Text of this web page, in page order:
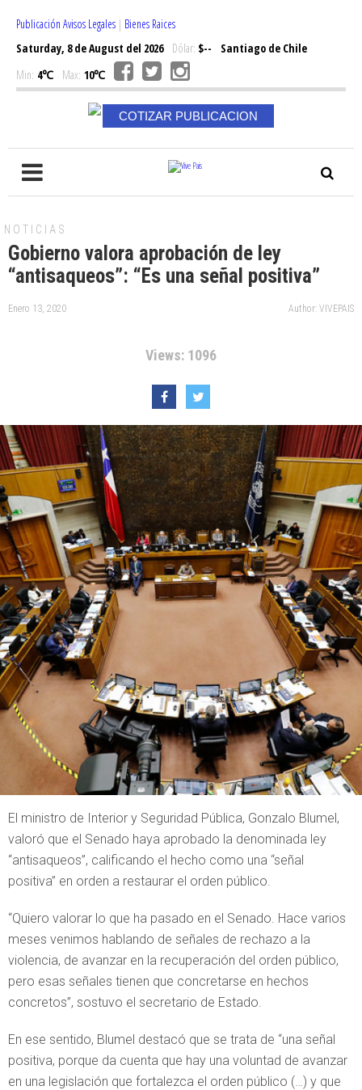
Publicación Avisos Legales | Bienes Raices
Saturday, 8 de August del 2026Dólar: $--
Santiago de Chile
Min: 4℃ Max: 10℃
COTIZAR PUBLICACION
NOTICIAS
Gobierno valora aprobación de ley
“antisaqueos”: “Es una señal positiva”
Enero 13, 2020 Author: VIVEPAIS
Views: 1096
El ministro de Interior y Seguridad Pública, Gonzalo Blumel,
valoró que el Senado haya aprobado la denominada ley
“antisaqueos”, calificando el hecho como una “señal
positiva” en orden a restaurar el orden público.
“Quiero valorar lo que ha pasado en el Senado. Hace varios
meses venimos hablando de señales de rechazo a la
violencia, de avanzar en la recuperación del orden público,
pero esas señales tienen que concretarse en hechos
concretos”, sostuvo el secretario de Estado.
En ese sentido, Blumel destacó que se trata de “una señal
positiva, porque da cuenta que hay una voluntad de avanzar
en una legislación que fortalezca el orden público (…) y que